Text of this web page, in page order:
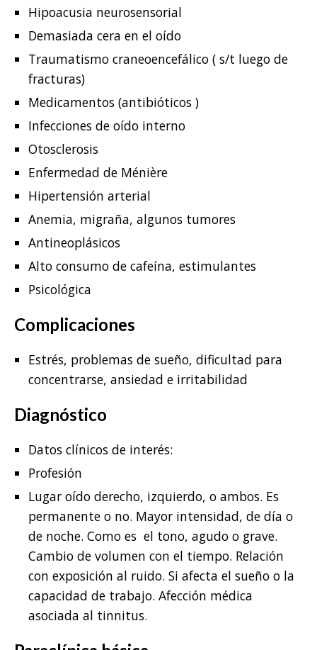
Hipoacusia neurosensorial
Demasiada cera en el oído
Traumatismo craneoencefálico ( s/t luego de
fracturas)
Medicamentos (antibióticos )
Infecciones de oído interno
Otosclerosis
Enfermedad de Ménière
Hipertensión arterial
Anemia, migraña, algunos tumores
Antineoplásicos
Alto consumo de cafeína, estimulantes
Psicológica
Complicaciones
Estrés, problemas de sueño, dificultad para
concentrarse, ansiedad e irritabilidad
Diagnóstico
Datos clínicos de interés:
Profesión
Lugar oído derecho, izquierdo, o ambos. Es
permanente o no. Mayor intensidad, de día o
de noche. Como es el tono, agudo o grave.
Cambio de volumen con el tiempo. Relación
con exposición al ruido. Si afecta el sueño o la
capacidad de trabajo. Afección médica
asociada al tinnitus.